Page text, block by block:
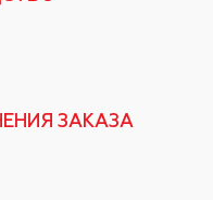
ЗАКАЗА